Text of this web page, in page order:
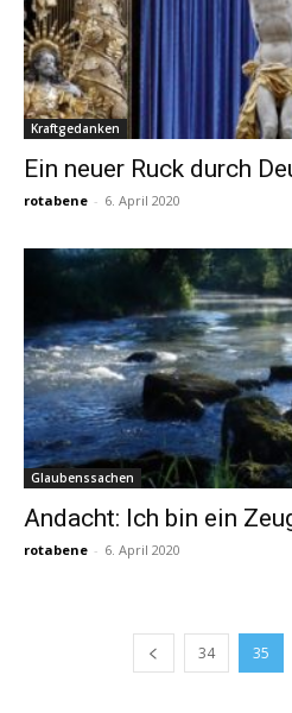
Kraftgedanken
Ein neuer Ruck durch
rotabene - 6. April 2020
Glaubenssachen
Andacht: Ich bin ein
rotabene - 6. April 2020
34 35